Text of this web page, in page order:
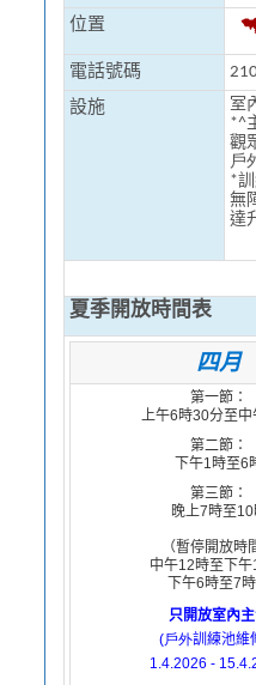
位置
電話號碼
設施
室
*^
觀
戶
*
無
達
夏季開放時間表
四月
第一節：
上午6時30分至中
第二節：
下午1時至6
第三節：
晚上7時至10
（暫停開放時
中午12時至下午
下午6時至7時
只開放室內
(戶外訓練池維
1.4.2026 -